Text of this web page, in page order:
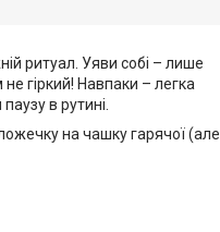
ритуал. Уяви собі – лише
гіркий! Навпаки – легка
в рутині.
на чашку гарячої (але